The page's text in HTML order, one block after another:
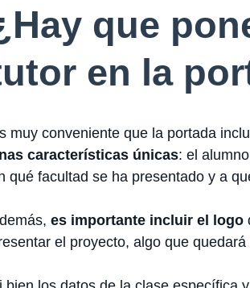
que
en la
muy conveniente que la portada
características únicas: el
qué facultad se ha presentado y a
es importante incluir el logo
el proyecto, algo que